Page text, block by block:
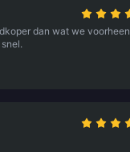
dan wat we voorheen